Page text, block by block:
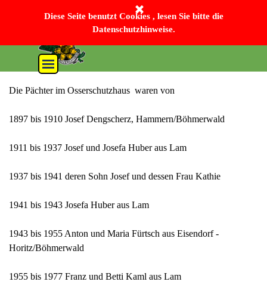
Diese Seite benutzt Cookies , lesen Sie bitte die
Datenschutzhinweise.
Bayerischer Wald-Verein Sektion Lam e. V.
Menü überspringen
Die Pächter im Osserschutzhaus waren von
1897 bis 1910 Josef Dengscherz, Hammern/Böhmerwald
1911 bis 1937 Josef und Josefa Huber aus Lam
1937 bis 1941 deren Sohn Josef und dessen Frau Kathie
1941 bis 1943 Josefa Huber aus Lam
1943 bis 1955 Anton und Maria Fürtsch aus Eisendorf -
Horitz/Böhmerwald
1955 bis 1977 Franz und Betti Kaml aus Lam